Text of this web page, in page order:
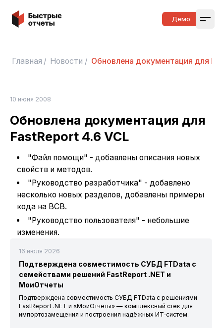
Быстрые отчеты Демо
Главная / Новости / Обновлена документация для
10 июня 2008
Обновлена документация для
FastReport 4.6 VCL
"Файл помощи" - добавлены описания новых
свойств и методов.
"Руководство разработчика" - добавлено
несколько новых разделов, добавлены примеры
кода на BCB.
"Руководство пользователя" - небольшие
изменения.
16 июля 2026
Подтверждена совместимость СУБД FTData с
семействами решений FastReport .NET и
МоиОтчеты
Подтверждена совместимость СУБД FTData с решениями
FastReport .NET и «МоиОтчеты» — комплексный стек для
импортозамещения и построения надёжных ИТ‑систем.